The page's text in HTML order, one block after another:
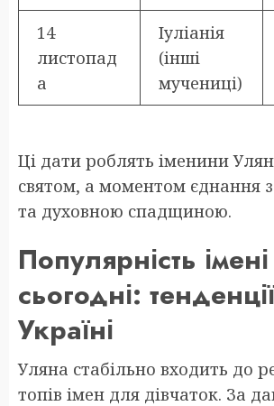
14
листопад
а
Іуліанія
(інші
мучениці)
Ці дати роблять іменини
святом, а моментом єднання
та духовною спадщиною.
Популярність імені
сьогодні:
Україні
Уляна стабільно входить до
топів імен для дівчаток. За